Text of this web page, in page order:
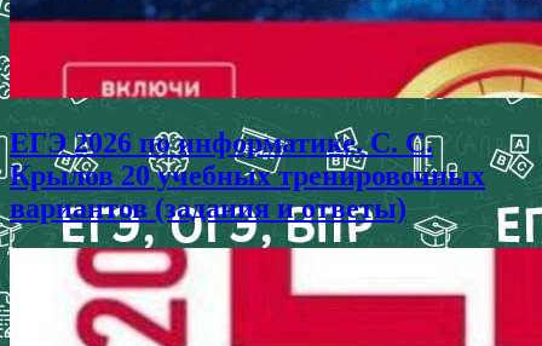
ЕГЭ 2026 по информатике. С. С.
Крылов 20 учебных тренировочных
вариантов (задания и ответы)